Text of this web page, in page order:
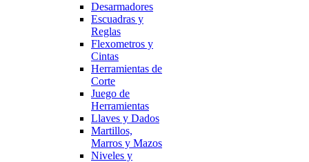
Desarmadores
Escuadras y
Reglas
Flexometros y
Cintas
Herramientas de
Corte
Juego de
Herramientas
Llaves y Dados
Martillos,
Marros y Mazos
Niveles y